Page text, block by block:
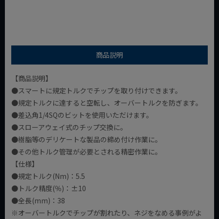
商品説明
【商品説明】
●スマートに規定トルクでチップを取り付けできます。
●規定トルクに達すると空転し、オーバートルクを防ぎます。
●差込角1/4SQのビットを使用いただけます。
●スローアウェイ式のチップ交換に。
●樹脂等のデリケートな製品の締め付け作業に。
●その他トルク管理が必要とされる精密作業に。
【仕様】
●規定トルク(Nm)：5.5
●トルク精度(％)：±10
●全長(mm)：38
※オーバートルクでチップが割れたり、ネジをなめる事例がよ